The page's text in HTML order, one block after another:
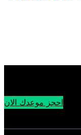
احجز موعدك الان